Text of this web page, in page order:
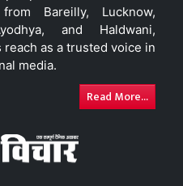
Bareilly, Lucknow,
and Haldwani,
as a trusted voice in
media.
Read More...